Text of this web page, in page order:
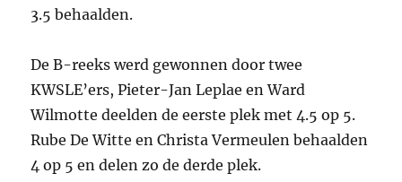
3.5 behaalden.
De B-reeks werd gewonnen door twee
KWSLE’ers, Pieter-Jan Leplae en Ward
Wilmotte deelden de eerste plek met 4.5 op 5.
Rube De Witte en Christa Vermeulen behaalden
4 op 5 en delen zo de derde plek.